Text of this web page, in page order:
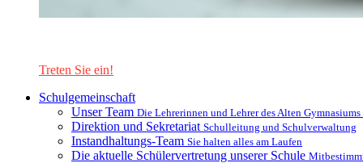
Treten Sie ein!
Schulgemeinschaft
Unser Team Die Lehrerinnen und Lehrer des Alten
Direktion und Sekretariat Schulleitung und Schulverwaltung
Instandhaltungs-Team Sie halten alles am Laufen
Die aktuelle Schülervertretung unserer Schule